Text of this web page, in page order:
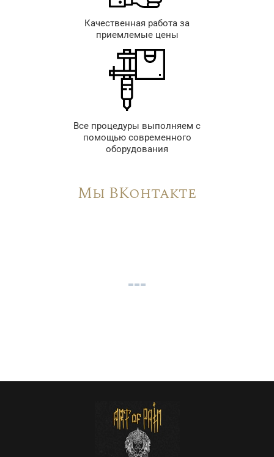
Качественная работа за
приемлемые цены
Все процедуры выполняем с
помощью современного
оборудования
Мы ВКонтакте